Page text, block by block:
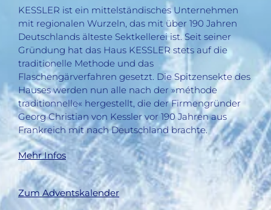
KESSLER ist ein mittelständisches Unternehmen
mit regionalen Wurzeln, das mit über 190 Jahren
Deutschlands älteste Sektkellerei ist. Seit seiner
Gründung hat das Haus KESSLER stets auf die
traditionelle Methode und das
Flaschengärverfahren gesetzt. Die Spitzensekte des
Hauses werden nun alle nach der »méthode
traditionnelle« hergestellt, die der Firmengründer
Georg Christian von Kessler vor 190 Jahren aus
Frankreich mit nach Deutschland brachte.
Mehr Infos
Zum Adventskalender